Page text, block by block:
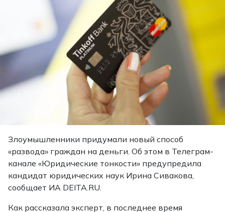
Злоумышленники придумали новый способ
«развода» граждан на деньги. Об этом в Телеграм-
канале «Юридические тонкости» предупредила
кандидат юридических наук Ирина Сивакова,
сообщает ИА DEITA.RU.
Как рассказала эксперт, в последнее время